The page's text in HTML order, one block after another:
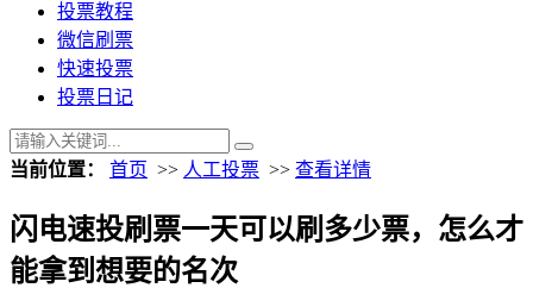
投票教程
微信刷票
快速投票
投票日记
当前位置： 首页 >> 人工投票 >> 查看详情
闪电速投刷票一天可以刷多少票，怎么才
能拿到想要的名次